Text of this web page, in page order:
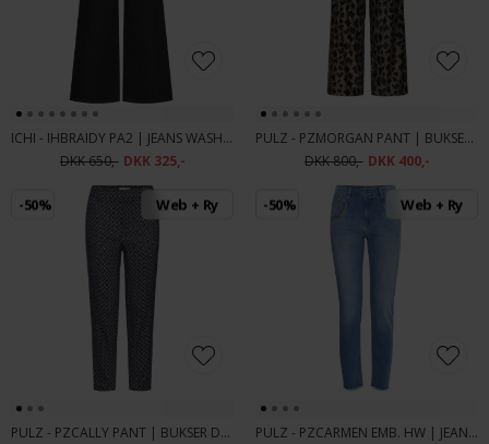
ICHI - IHBRAIDY PA2 | JEANS WASHED BLACK
DKK 650,- DKK 325,-
PULZ - PZMORGAN PANT | BUKSER BLACK
DKK 800,- DKK 400,-
-50% Web + Ry
PULZ - PZCALLY PANT | BUKSER DARK SAPHIRE
-50% Web + Ry
PULZ - PZCARMEN EMB. HW | JEANS LIGHT BLUE DENIM